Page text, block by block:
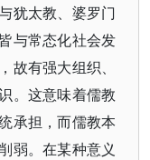
犹太教、婆罗门
与常态化社会发
故有强大组织、
。这意味着儒教
承担，而儒教本
弱。在某种意义